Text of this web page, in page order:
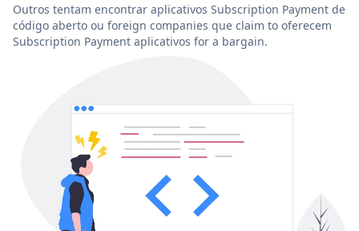
Outros tentam encontrar aplicativos Subscription Payment de
código aberto ou foreign companies que claim to oferecem
Subscription Payment aplicativos for a bargain.